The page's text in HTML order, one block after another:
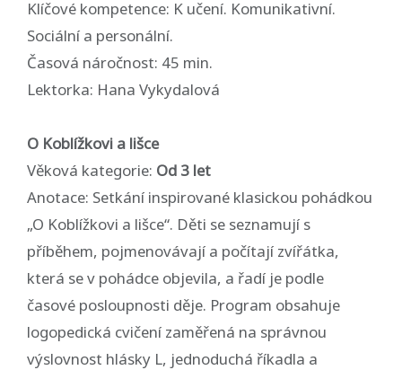
Klíčové kompetence: K učení. Komunikativní.
Sociální a personální.
Časová náročnost: 45 min.
Lektorka: Hana Vykydalová
O Koblížkovi a lišce
Věková kategorie: Od 3 let
Anotace: Setkání inspirované klasickou pohádkou
„O Koblížkovi a lišce“. Děti se seznamují s
příběhem, pojmenovávají a počítají zvířátka,
která se v pohádce objevila, a řadí je podle
časové posloupnosti děje. Program obsahuje
logopedická cvičení zaměřená na správnou
výslovnost hlásky L, jednoduchá říkadla a